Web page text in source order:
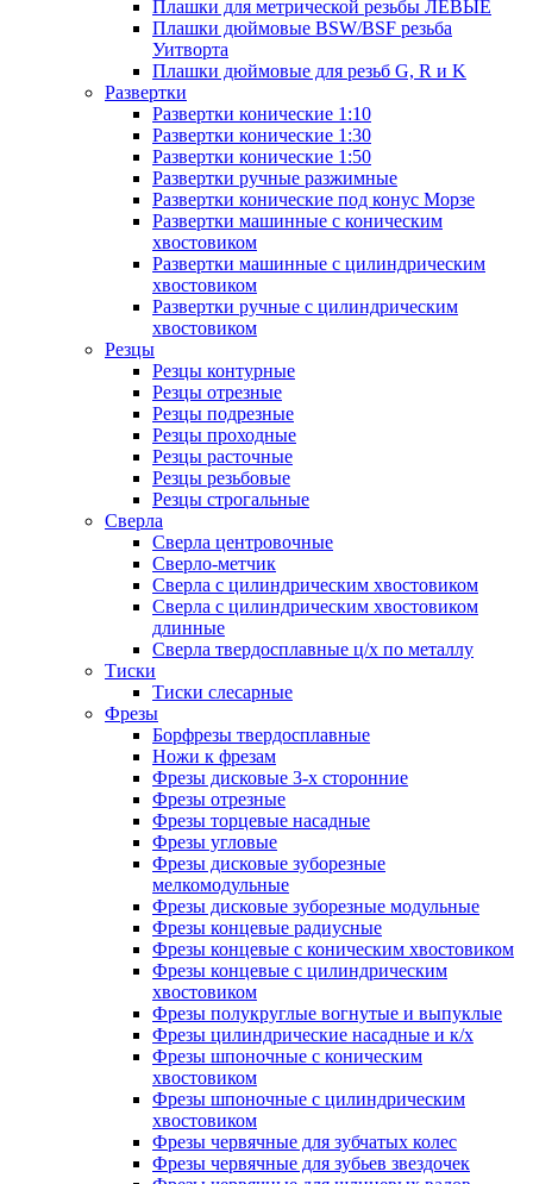
Плашки для метрической резьбы ЛЕВЫЕ
Плашки дюймовые BSW/BSF резьба
Уитворта
Плашки дюймовые для резьб G, R и K
Развертки
Развертки конические 1:10
Развертки конические 1:30
Развертки конические 1:50
Развертки ручные разжимные
Развертки конические под конус Морзе
Развертки машинные с коническим
хвостовиком
Развертки машинные с цилиндрическим
хвостовиком
Развертки ручные с цилиндрическим
хвостовиком
Резцы
Резцы контурные
Резцы отрезные
Резцы подрезные
Резцы проходные
Резцы расточные
Резцы резьбовые
Резцы строгальные
Сверла
Сверла центровочные
Сверло-метчик
Сверла с цилиндрическим хвостовиком
Сверла с цилиндрическим хвостовиком
длинные
Сверла твердосплавные ц/х по металлу
Тиски
Тиски слесарные
Фрезы
Борфрезы твердосплавные
Ножи к фрезам
Фрезы дисковые 3-х сторонние
Фрезы отрезные
Фрезы торцевые насадные
Фрезы угловые
Фрезы дисковые зуборезные
мелкомодульные
Фрезы дисковые зуборезные модульные
Фрезы концевые радиусные
Фрезы концевые с коническим хвостовиком
Фрезы концевые с цилиндрическим
хвостовиком
Фрезы полукруглые вогнутые и выпуклые
Фрезы цилиндрические насадные и к/х
Фрезы шпоночные с коническим
хвостовиком
Фрезы шпоночные с цилиндрическим
хвостовиком
Фрезы червячные для зубчатых колес
Фрезы червячные для зубьев звездочек